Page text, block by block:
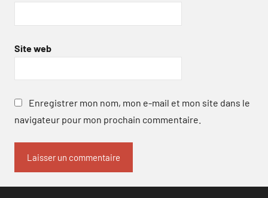
Site web
Enregistrer mon nom, mon e-mail et mon site dans le
navigateur pour mon prochain commentaire.